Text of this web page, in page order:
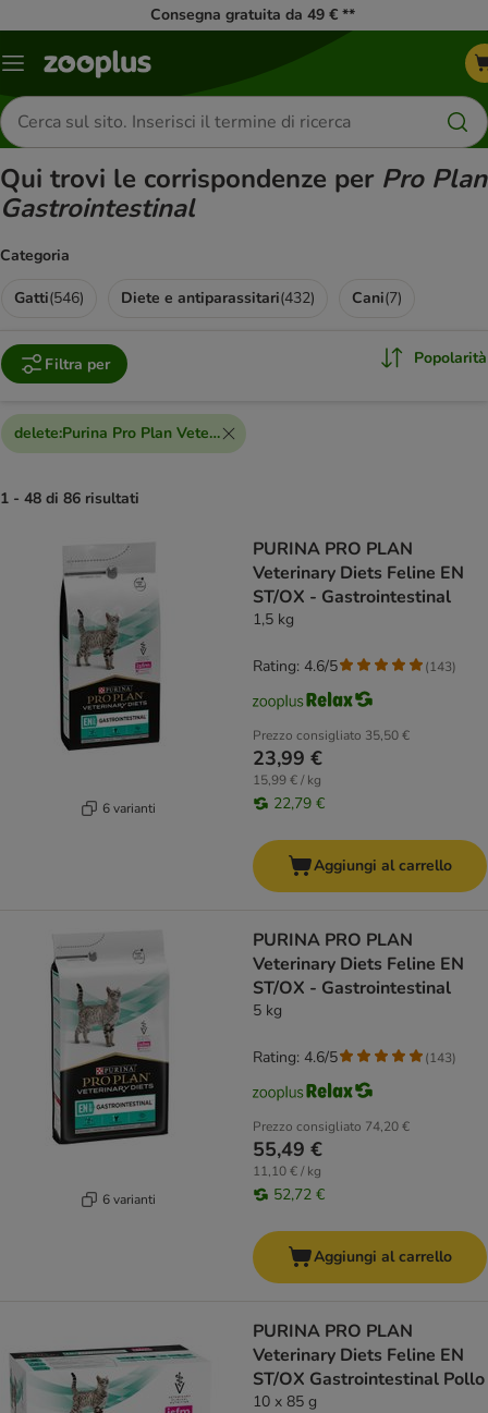
Consegna gratuita da 49 € **
Overview
Cerca
prodotti
Qui trovi le corrispondenze per Pro Plan
Gastrointestinal
Categoria
Gatti(546) Diete e antiparassitari(432) Cani(7)
Filtra per Popolarità
delete:Purina Pro Plan Veterinary Diets
1 - 48 di 86 risultati
6 varianti
PURINA PRO PLAN
Veterinary Diets Feline EN
ST/OX - Gastrointestinal
1,5 kg
Prezzo consigliato 35,50 €
23,99 €
15,99 € / kg
22,79 €
Rating: 4.6/5 (143)
Aggiungi al carrello
6 varianti
PURINA PRO PLAN
Veterinary Diets Feline EN
ST/OX - Gastrointestinal
5 kg
Prezzo consigliato 74,20 €
55,49 €
11,10 € / kg
52,72 €
Rating: 4.6/5 (143)
Aggiungi al carrello
PURINA PRO PLAN
Veterinary Diets Feline EN
ST/OX Gastrointestinal Pollo
10 x 85 g